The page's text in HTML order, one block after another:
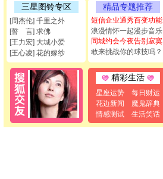
三星图铃专区
[周杰伦] 千里之外
[誓 言] 求佛
[王力宏] 大城小爱
[王心凌] 花的嫁纱
精品专题推荐
短信企业通秀百变功能
浪漫情怀一起漫步音乐
同城约会今夜告别寂寞
敢来挑战你的球技吗？
精彩生活
星座运势
每日财运
花边新闻
魔鬼辞典
情感测试
生活笑话